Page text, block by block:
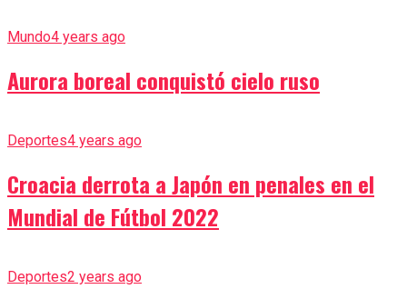
Mundo4 years ago
Aurora boreal conquistó cielo ruso
Deportes4 years ago
Croacia derrota a Japón en penales en el
Mundial de Fútbol 2022
Deportes2 years ago